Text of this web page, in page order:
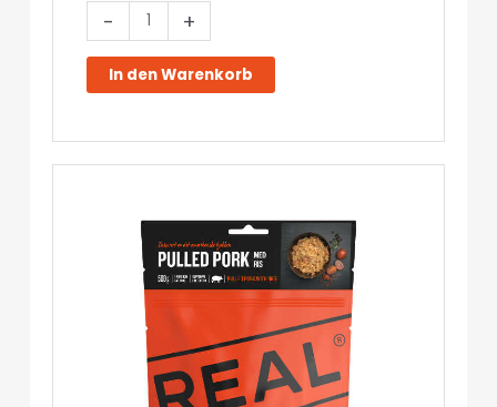
-
Hähnchen
Curry
Real
+
In den Warenkorb